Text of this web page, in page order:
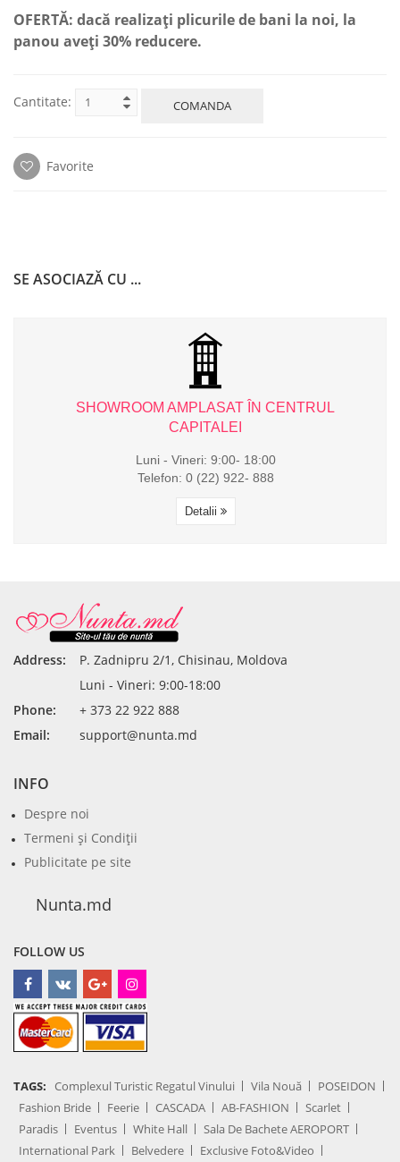
OFERTĂ: dacă realizaţi plicurile de bani la noi, la
panou aveţi 30% reducere.
Cantitate: COMANDA
Favorite
SE ASOCIAZĂ CU ...
SHOWROOM AMPLASAT ÎN CENTRUL
CAPITALEI
Luni - Vineri: 9:00- 18:00
Telefon: 0 (22) 922- 888
Detalii
Address:
P. Zadnipru 2/1, Chisinau, Moldova
Luni - Vineri: 9:00-18:00
Phone:
+ 373 22 922 888
Email:
support@nunta.md
INFO
Despre noi
Termeni şi Condiţii
Publicitate pe site
Nunta.md
FOLLOW US
TAGS: Complexul Turistic Regatul Vinului Vila Nouă
POSEIDON
Fashion Bride
Feerie CASCADA AB-FASHION
Scarlet
Paradis
Eventus White Hall
Sala De Bachete AEROPORT
International Park
Belvedere Exclusive Foto&Video